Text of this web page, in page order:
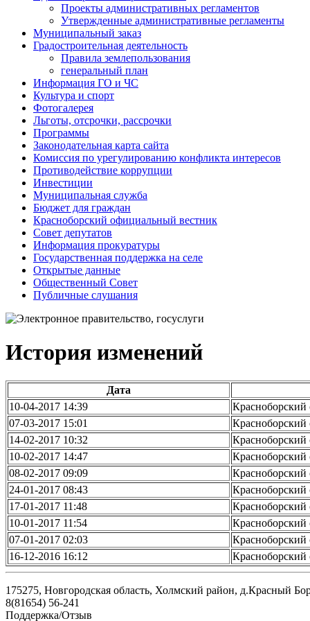
Проекты административных регламентов
Утвержденные административные регламенты
Муниципальный заказ
Градостроительная деятельность
Правила землепользования
генеральный план
Информация ГО и ЧС
Культура и спорт
Фотогалерея
Льготы, отсрочки, рассрочки
Программы
Законодательная карта сайта
Комиссия по урегулированию конфликта интересов
Противодействие коррупции
Инвестиции
Муниципальная служба
Бюджет для граждан
Красноборский официальный вестник
Совет депутатов
Информация прокуратуры
Государственная поддержка на селе
Открытые данные
Общественный Совет
Публичные слушания
История изменений
Дата
10-04-2017 14:39
07-03-2017 15:01
14-02-2017 10:32
10-02-2017 14:47
08-02-2017 09:09
24-01-2017 08:43
17-01-2017 11:48
10-01-2017 11:54
07-01-2017 02:03
16-12-2016 16:12
175275, Новгородская область, Холмский район, д.Красный
8(81654) 56-241
Поддержка/Отзыв